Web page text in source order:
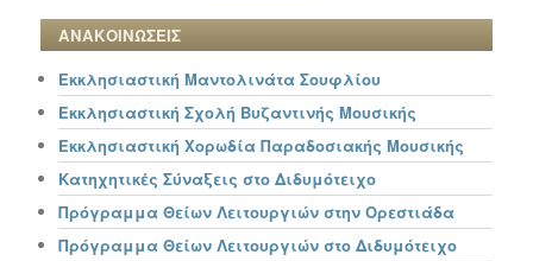
ΑΝΑΚΟΙΝΩΣΕΙΣ
Εκκλησιαστική Μαντολινάτα Σουφλίου
Εκκλησιαστική Σχολή Βυζαντινής Μουσικής
Εκκλησιαστική Χορωδία Παραδοσιακής Μουσικής
Κατηχητικές Σύναξεις στο Διδυμότειχο
Πρόγραμμα Θείων Λειτουργιών στην Ορεστιάδα
Πρόγραμμα Θείων Λειτουργιών στο Διδυμότειχο